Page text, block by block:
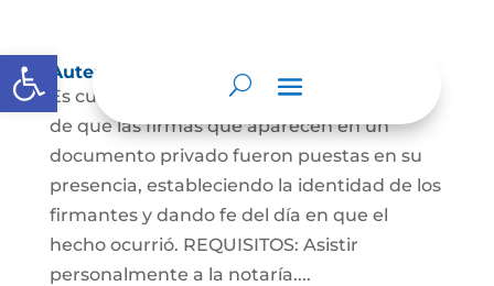
Abrir barra de herramientas
Autenticaciones
Es cuando el notario da testimonio escrito
de que las firmas que aparecen en un
documento privado fueron puestas en su
presencia, estableciendo la identidad de los
firmantes y dando fe del día en que el
hecho ocurrió. REQUISITOS: Asistir
personalmente a la notaría....